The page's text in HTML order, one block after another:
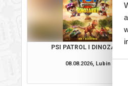
PSI PATROL I DINOZAURY
08.08.2026, Lubin